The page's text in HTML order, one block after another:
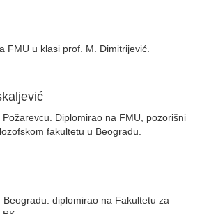
FMU u klasi prof. M. Dimitrijević.
Diplomirao na FMU, pozorišni
fakultetu u Beogradu.
diplomirao na Fakultetu za